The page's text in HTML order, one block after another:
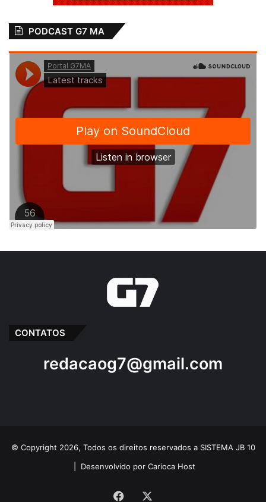
PODCAST G7 MA
CONTATOS
redacaog7@gmail.com
© Copyright 2026, Todos os direitos reservados a SISTEMA JB 10
Desenvolvido por Carioca Host
Facebook